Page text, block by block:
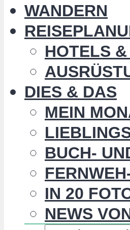
WANDERN
HOTELS
DIES & DAS
MEIN
BUCH-
IN 20
NEWS